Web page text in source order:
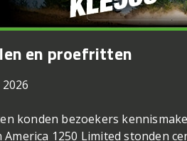
en proefritten
konden bezoekers
America 1250 Limited stonden